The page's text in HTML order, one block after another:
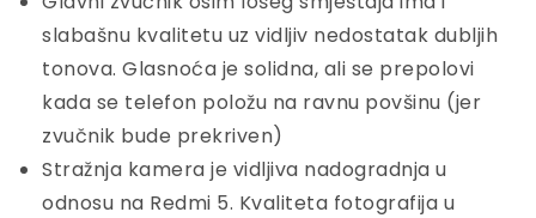
slabašnu kvalitetu uz vidljiv nedostatak dubljih
tonova. Glasnoća je solidna, ali se prepolovi
kada se telefon položu na ravnu povšinu (jer
zvučnik bude prekriven)
Stražnja kamera je vidljiva nadogradnja u
odnosu na Redmi 5. Kvaliteta fotografija u